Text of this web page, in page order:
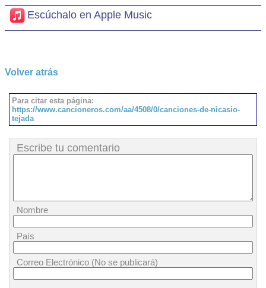
Escúchalo en Apple Music
Volver atrás
Para citar esta página:
https://www.cancioneros.com/aa/4508/0/canciones-de-nicasio-
tejada
Escribe tu comentario
Nombre
País
Correo Electrónico (No se publicará)